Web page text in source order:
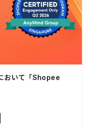
おいて「Shopee